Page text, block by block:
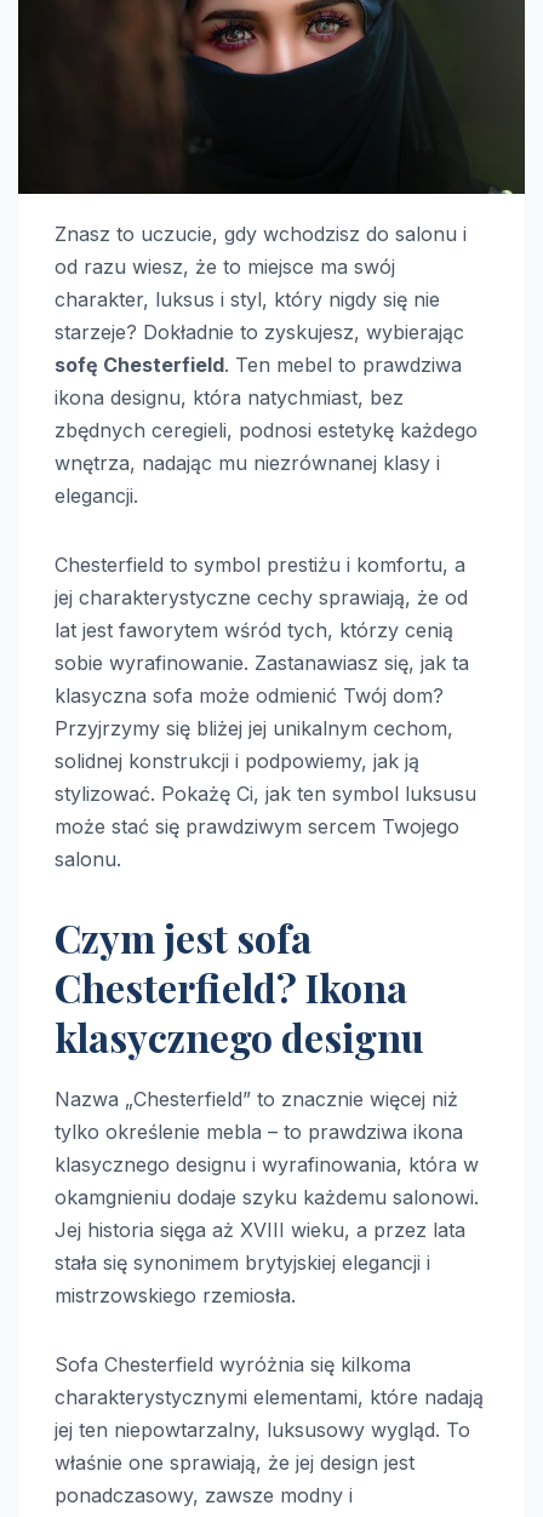
Znasz to uczucie, gdy wchodzisz do salonu i
od razu wiesz, że to miejsce ma swój
charakter, luksus i styl, który nigdy się nie
starzeje? Dokładnie to zyskujesz, wybierając
sofę Chesterfield. Ten mebel to prawdziwa
ikona designu, która natychmiast, bez
zbędnych ceregieli, podnosi estetykę każdego
wnętrza, nadając mu niezrównanej klasy i
elegancji.
Chesterfield to symbol prestiżu i komfortu, a
jej charakterystyczne cechy sprawiają, że od
lat jest faworytem wśród tych, którzy cenią
sobie wyrafinowanie. Zastanawiasz się, jak ta
klasyczna sofa może odmienić Twój dom?
Przyjrzymy się bliżej jej unikalnym cechom,
solidnej konstrukcji i podpowiemy, jak ją
stylizować. Pokażę Ci, jak ten symbol luksusu
może stać się prawdziwym sercem Twojego
salonu.
Czym jest sofa
Chesterfield? Ikona
klasycznego designu
Nazwa „Chesterfield” to znacznie więcej niż
tylko określenie mebla – to prawdziwa ikona
klasycznego designu i wyrafinowania, która w
okamgnieniu dodaje szyku każdemu salonowi.
Jej historia sięga aż XVIII wieku, a przez lata
stała się synonimem brytyjskiej elegancji i
mistrzowskiego rzemiosła.
Sofa Chesterfield wyróżnia się kilkoma
charakterystycznymi elementami, które nadają
jej ten niepowtarzalny, luksusowy wygląd. To
właśnie one sprawiają, że jej design jest
ponadczasowy, zawsze modny i